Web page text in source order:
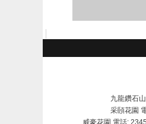
九龍鑽石
采頣花園
威豪花園 電話: